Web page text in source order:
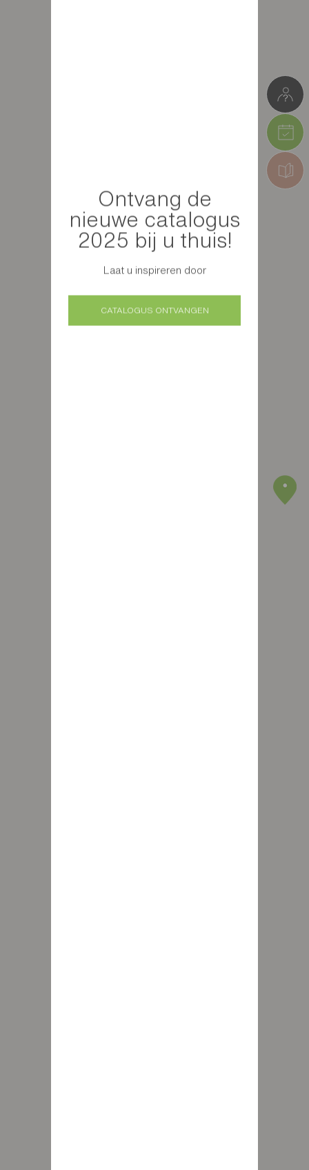
Ontvang de
nieuwe catalogus
2025 bij u thuis!
Laat u inspireren door
CATALOGUS ONTVANGEN